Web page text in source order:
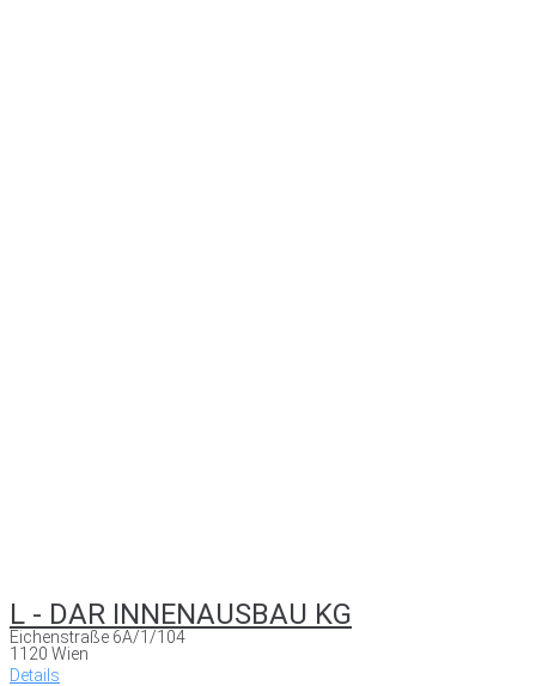
L - DAR INNENAUSBAU KG
Eichenstraße 6A/1/104
1120 Wien
Details